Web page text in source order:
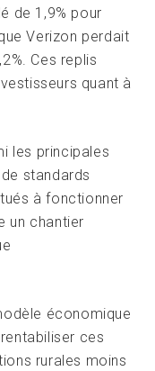
de 1,9% pour
Verizon perdait
Ces replis
quant à
les principales
standards
à fonctionner
un chantier
économique
ces
rurales moins